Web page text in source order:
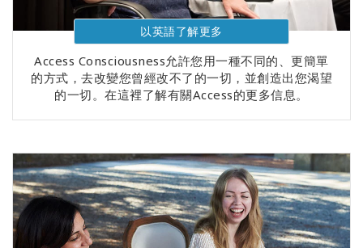
以英語了解更多
Access Consciousness允許您用一種不同的、更簡單
的方式，去改變您曾經改不了的一切，並創造出您渴望
的一切。在這裡了解有關Access的更多信息。